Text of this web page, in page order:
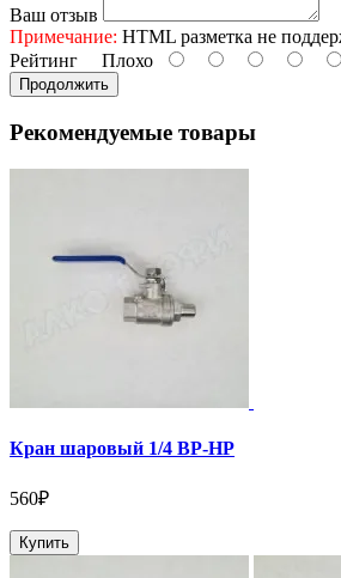
Ваш отзыв
Примечание: HTML разметка не
Рейтинг Плохо
Продолжить
Рекомендуемые товары
Кран шаровый 1/4 ВР-НР
560₽
Купить